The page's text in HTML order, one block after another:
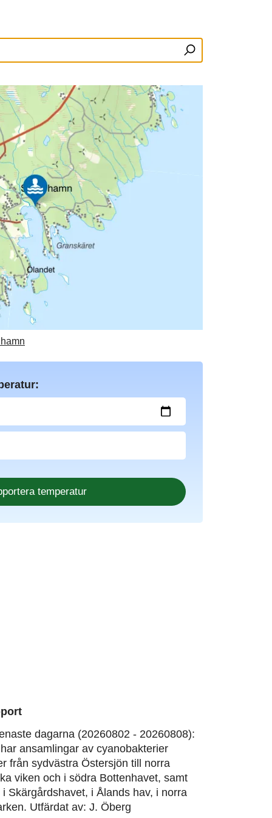
dagarna (20260802 - 20260808):
ansamlingar av cyanobakterier
från sydvästra Östersjön till norra
viken och i södra Bottenhavet, samt
Skärgårdshavet, i Ålands hav, i norra
Utfärdat av: J. Öberg